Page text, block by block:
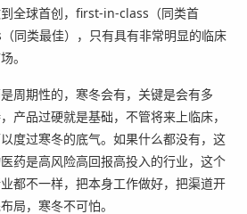
全球首创，first-in-class（同类首
同类最佳），只有具有非常明显的临床
。
周期性的，寒冬会有，关键是会有多
产品过硬就是基础，不管将来上临床，
度过寒冬的底气。如果什么都没有，这
药是高风险高回报高投入的行业，这个
都不一样，把本身工作做好，把渠道开
局，寒冬不可怕。